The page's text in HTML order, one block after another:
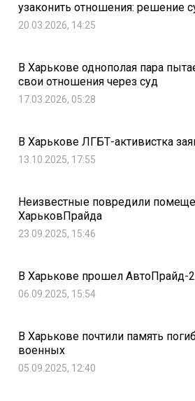
узаконить отношения: решение
20.03.2026, 14:25
В Харькове однополая пара
свои отношения через суд
17.03.2026, 05:28
В Харькове ЛГБТ-активистка
13.10.2025, 17:55
Неизвестные повредили
ХарьковПрайда
23.09.2025, 15:46
В Харькове прошел АвтоПрайд-
06.09.2025, 15:54
В Харькове почтили память
военных
05.09.2025, 12:40